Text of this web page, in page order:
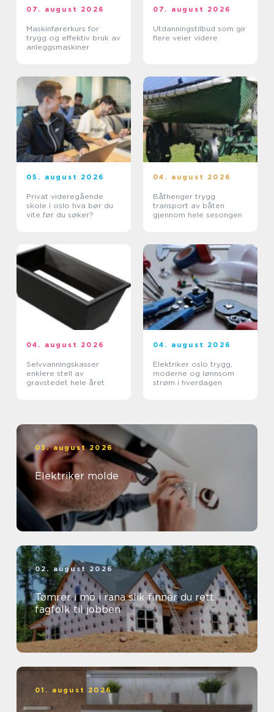
07. august 2026
Maskinførerkurs for
trygg og effektiv bruk av
anleggsmaskiner
07. august 2026
Utdanningstilbud som gir
flere veier videre
05. august 2026
Privat videregående
skole i oslo hva bør du
vite før du søker?
04. august 2026
Båthenger trygg
transport av båten
gjennom hele sesongen
04. august 2026
Selvvanningskasser
enklere stell av
gravstedet hele året
04. august 2026
Elektriker oslo trygg,
moderne og lønnsom
strøm i hverdagen
03. august 2026
Elektriker molde
02. august 2026
Tømrer i mo i rana slik finner du rett
fagfolk til jobben
01. august 2026